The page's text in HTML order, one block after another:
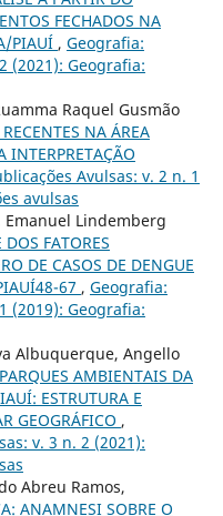
FECHADOS NA
PIAUÍ , Geografia:
(2021): Geografia:
Raquel Gusmão
NA ÁREA
INTERPRETAÇÃO
Avulsas: v. 2 n. 1
avulsas
Emanuel Lindemberg
FATORES
DE CASOS DE DENGUE
67 , Geografia:
(2019): Geografia:
Albuquerque, Angello
PARQUES AMBIENTAIS DA
ESTRUTURA E
GEOGRÁFICO ,
v. 3 n. 2 (2021):
Abreu Ramos,
ANAMNESI SOBRE O